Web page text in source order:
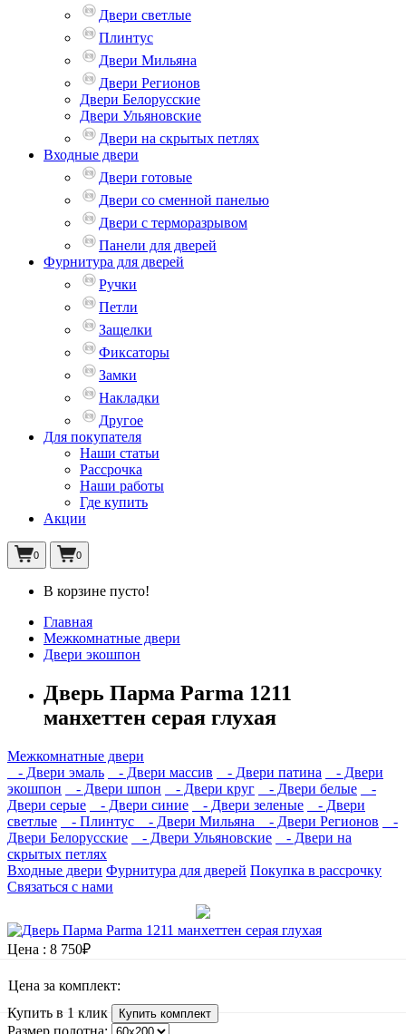
Двери светлые
Плинтус
Двери Мильяна
Двери Регионов
Двери Белорусские
Двери Ульяновские
Двери на скрытых петлях
Входные двери
Двери готовые
Двери со сменной панелью
Двери с терморазрывом
Панели для дверей
Фурнитура для дверей
Ручки
Петли
Защелки
Фиксаторы
Замки
Накладки
Другое
Для покупателя
Наши статьи
Рассрочка
Наши работы
Где купить
Акции
0 0
В корзине пусто!
Главная
Межкомнатные двери
Двери экошпон
Дверь Парма Parma 1211
манхеттен серая глухая
Межкомнатные двери
- Двери эмаль
- Двери массив - Двери патина
- Двери
экошпон
- Двери шпон - Двери круг - Двери белые
-
Двери серые
- Двери синие - Двери зеленые
- Двери
светлые
- Плинтус - Двери Мильяна - Двери Регионов
-
Двери Белорусские
- Двери Ульяновские
- Двери на
скрытых петлях
Входные двери Фурнитура для дверей Покупка в рассрочку
Связаться с нами
Цена : 8 750₽
Цена за комплект:
Купить в 1 клик
Купить комплект
Размер полотна: